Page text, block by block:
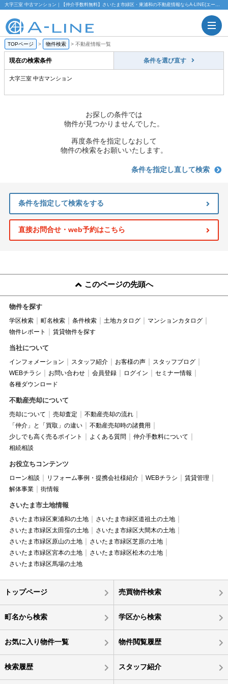
大字三室 中古マンション｜【仲介手数料無料】さいたま市緑区・東浦和の不動産情報ならA-LINE(エーライン)
TOPページ > 物件検索 > 不動産情報一覧
現在の検索条件 条件を選び直す
大字三室 中古マンション
お探しの条件では
物件が見つかりませんでした。
再度条件を指定しなおして
物件の検索をお願いいたします。
条件を指定し直して検索
条件を指定して検索をする
直接お問合せ・web予約はこちら
このページの先頭へ
物件を探す
学区検索 町名検索 条件検索 土地カタログ
マンションカタログ
物件レポート
賃貸物件を探す
当社について
インフォメーション スタッフ紹介 お客様の声
スタッフブログ
WEBチラシ
お問い合わせ 会員登録 ログイン
セミナー情報
各種ダウンロード
不動産売却について
売却について 売却査定
不動産売却の流れ
「仲介」と「買取」の違い
不動産売却時の諸費用
少しでも高く売るポイント
よくある質問
仲介手数料について
相続相談
お役立ちコンテンツ
ローン相談 リフォーム事例・提携会社様紹介 WEBチラシ
賃貸管理
解体事業
街情報
さいたま市土地情報
さいたま市緑区東浦和の土地
さいたま市緑区道祖土の土地
さいたま市緑区太田窪の土地
さいたま市緑区大間木の土地
さいたま市緑区原山の土地
さいたま市緑区芝原の土地
さいたま市緑区宮本の土地
さいたま市緑区松木の土地
さいたま市緑区馬場の土地
トップページ 売買物件検索
町名から検索 学区から検索
お気に入り物件一覧 物件閲覧履歴
検索履歴 スタッフ紹介